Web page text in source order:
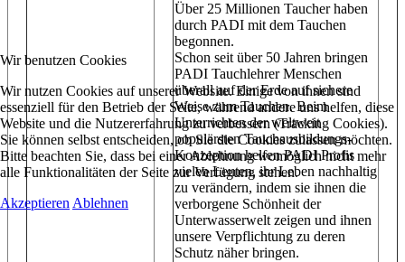
Über 25 Millionen Taucher haben
durch PADI mit dem Tauchen
begonnen.
Schon seit über 50 Jahren bringen
PADI Tauchlehrer Menschen
überall auf der Erde auf sichere
Weise zum Tauchen. Beim
Unterrichten der weltweit
populärsten Tauchausbildungs-
Konzeption helfen PADI Profis
vielen Leuten, ihr Leben nachhaltig
zu verändern, indem sie ihnen die
verborgene Schönheit der
Unterwasserwelt zeigen und ihnen
unsere Verpflichtung zu deren
Schutz näher bringen.
Wir benutzen Cookies
Wir nutzen Cookies auf unserer Website. Einige von ihnen sind
essenziell für den Betrieb der Seite, während andere uns helfen, diese
Website und die Nutzererfahrung zu verbessern (Tracking Cookies).
Sie können selbst entscheiden, ob Sie die Cookies zulassen möchten.
Bitte beachten Sie, dass bei einer Ablehnung womöglich nicht mehr
alle Funktionalitäten der Seite zur Verfügung stehen.
Akzeptieren Ablehnen